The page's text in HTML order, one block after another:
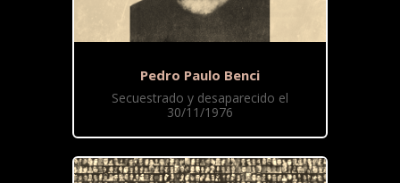
Pedro Paulo Benci
Secuestrado y desaparecido el
30/11/1976